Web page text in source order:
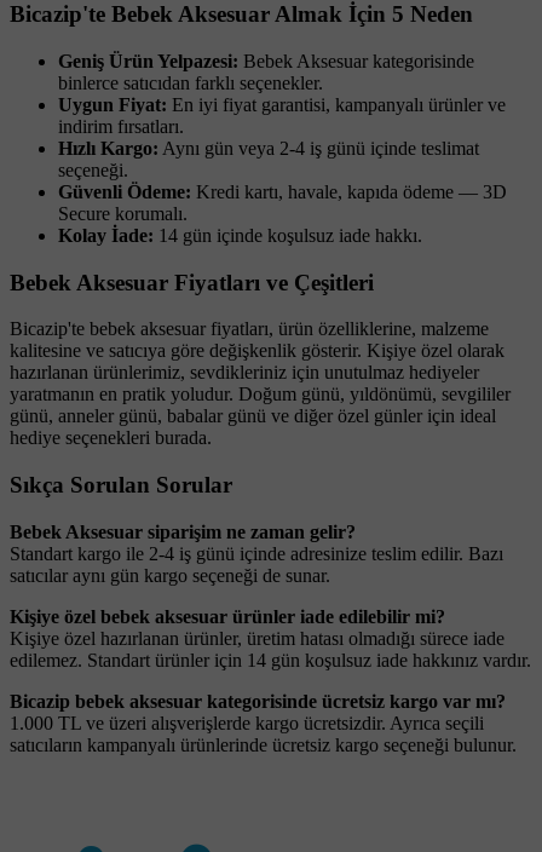
Bicazip'te Bebek Aksesuar Almak İçin 5 Neden
Geniş Ürün Yelpazesi: Bebek Aksesuar kategorisinde
binlerce satıcıdan farklı seçenekler.
Uygun Fiyat: En iyi fiyat garantisi, kampanyalı ürünler ve
indirim fırsatları.
Hızlı Kargo: Aynı gün veya 2-4 iş günü içinde teslimat
seçeneği.
Güvenli Ödeme: Kredi kartı, havale, kapıda ödeme — 3D
Secure korumalı.
Kolay İade: 14 gün içinde koşulsuz iade hakkı.
Bebek Aksesuar Fiyatları ve Çeşitleri
Bicazip'te bebek aksesuar fiyatları, ürün özelliklerine, malzeme
kalitesine ve satıcıya göre değişkenlik gösterir. Kişiye özel olarak
hazırlanan ürünlerimiz, sevdikleriniz için unutulmaz hediyeler
yaratmanın en pratik yoludur. Doğum günü, yıldönümü, sevgililer
günü, anneler günü, babalar günü ve diğer özel günler için ideal
hediye seçenekleri burada.
Sıkça Sorulan Sorular
Bebek Aksesuar siparişim ne zaman gelir?
Standart kargo ile 2-4 iş günü içinde adresinize teslim edilir. Bazı
satıcılar aynı gün kargo seçeneği de sunar.
Kişiye özel bebek aksesuar ürünler iade edilebilir mi?
Kişiye özel hazırlanan ürünler, üretim hatası olmadığı sürece iade
edilemez. Standart ürünler için 14 gün koşulsuz iade hakkınız vardır.
Bicazip bebek aksesuar kategorisinde ücretsiz kargo var mı?
1.000 TL ve üzeri alışverişlerde kargo ücretsizdir. Ayrıca seçili
satıcıların kampanyalı ürünlerinde ücretsiz kargo seçeneği bulunur.